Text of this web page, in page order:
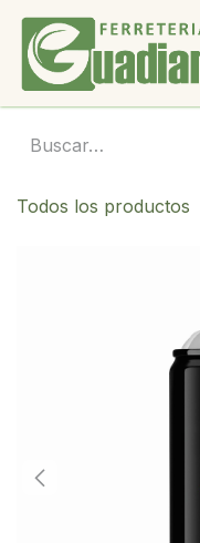
Ir al contenido
Todos los productos